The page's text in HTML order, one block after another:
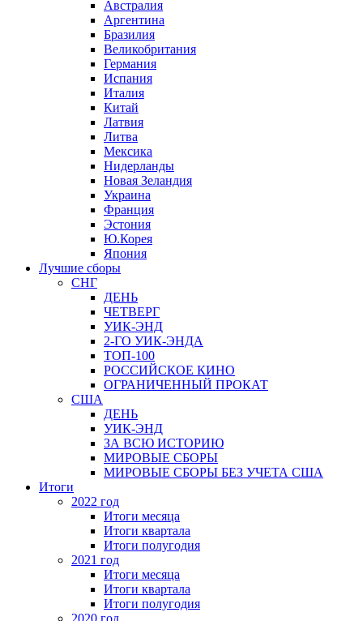
Австралия
Аргентина
Бразилия
Великобритания
Германия
Испания
Италия
Китай
Латвия
Литва
Мексика
Нидерланды
Новая Зеландия
Украина
Франция
Эстония
Ю.Корея
Япония
Лучшие сборы
СНГ
ДЕНЬ
ЧЕТВЕРГ
УИК-ЭНД
2-ГО УИК-ЭНДА
ТОП-100
РОССИЙСКОЕ КИНО
ОГРАНИЧЕННЫЙ ПРОКАТ
США
ДЕНЬ
УИК-ЭНД
ЗА ВСЮ ИСТОРИЮ
МИРОВЫЕ СБОРЫ
МИРОВЫЕ СБОРЫ БЕЗ УЧЕТА США
Итоги
2022 год
Итоги месяца
Итоги квартала
Итоги полугодия
2021 год
Итоги месяца
Итоги квартала
Итоги полугодия
2020 год